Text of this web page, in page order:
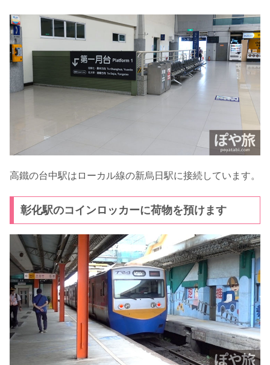
高鐵の台中駅はローカル線の新烏日駅に接続しています。
彰化駅のコインロッカーに荷物を預けます